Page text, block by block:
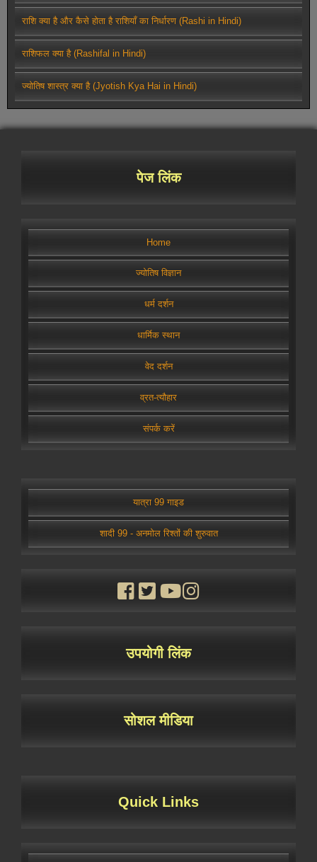
राशि क्या है और कैसे होता है राशियाँ का निर्धारण (Rashi in Hindi)
राशिफल क्या है (Rashifal in Hindi)
ज्योतिष शास्त्र क्या है (Jyotish Kya Hai in Hindi)
पेज लिंक
Home
ज्योतिष विज्ञान
धर्म दर्शन
धार्मिक स्थान
वेद दर्शन
व्रत-त्यौहार
संपर्क करें
यात्रा 99 गाइड
शादी 99 - अनमोल रिश्तों की शुरुवात
उपयोगी लिंक
सोशल मीडिया
Quick Links